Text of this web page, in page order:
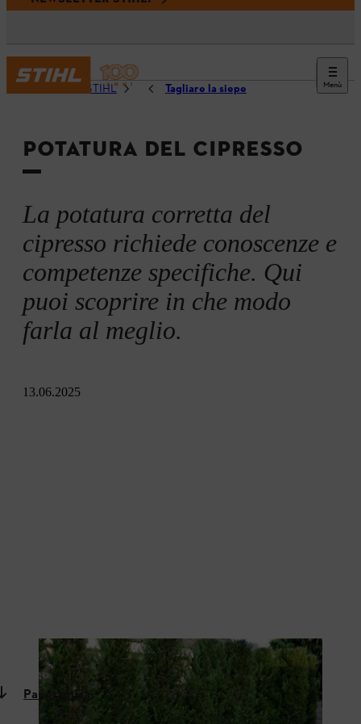
Menù
Fai da te con STIHL Tagliare la siepe
POTATURA DEL CIPRESSO
La potatura corretta del
cipresso richiede conoscenze e
competenze specifiche. Qui
puoi scoprire in che modo
farla al meglio.
13.06.2025
Una potatura regolare mantiene le siepi di cipresso nella giusta
forma.
Panoramica